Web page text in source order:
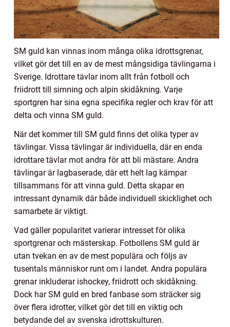
SM guld kan vinnas inom många olika idrottsgrenar,
vilket gör det till en av de mest mångsidiga tävlingarna i
Sverige. Idrottare tävlar inom allt från fotboll och
friidrott till simning och alpin skidåkning. Varje
sportgren har sina egna specifika regler och krav för att
delta och vinna SM guld.
När det kommer till SM guld finns det olika typer av
tävlingar. Vissa tävlingar är individuella, där en enda
idrottare tävlar mot andra för att bli mästare. Andra
tävlingar är lagbaserade, där ett helt lag kämpar
tillsammans för att vinna guld. Detta skapar en
intressant dynamik där både individuell skicklighet och
samarbete är viktigt.
Vad gäller popularitet varierar intresset för olika
sportgrenar och mästerskap. Fotbollens SM guld är
utan tvekan en av de mest populära och följs av
tusentals människor runt om i landet. Andra populära
grenar inkluderar ishockey, friidrott och skidåkning.
Dock har SM guld en bred fanbase som sträcker sig
över flera idrotter, vilket gör det till en viktig och
betydande del av svenska idrottskulturen.